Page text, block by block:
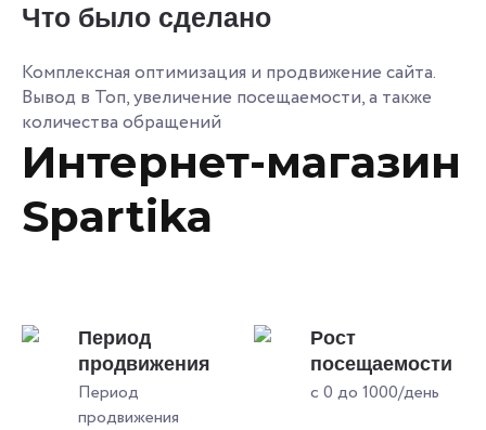
Что было сделано
Комплексная оптимизация и продвижение сайта.
Вывод в Топ, увеличение посещаемости, а также
количества обращений
Интернет-магазин
Spartika
Период
продвижения
Период
продвижения
Рост
посещаемости
с 0 до 1000/день